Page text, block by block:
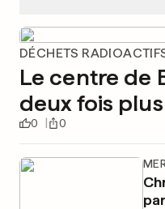
DÉCHETS
Le centre de
deux fois
0 0